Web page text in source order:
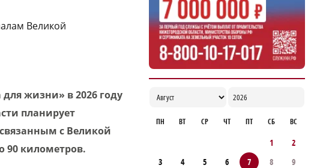
Великой
жизни» в 2026 году
планирует
с Великой
90 километров.
ПН ВТ СР ЧТ ПТ СБ ВС
1
2
3
4 5 6 7 8
9